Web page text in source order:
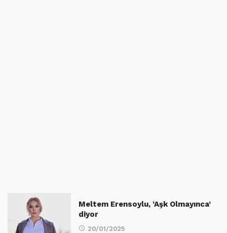
Meltem Erensoylu, ‘Aşk Olmayınca’
diyor
20/01/2025